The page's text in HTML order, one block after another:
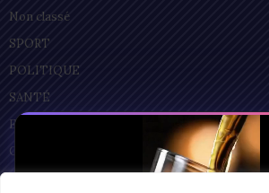
Non classé
SPORT
POLITIQUE
SANTÉ
ECONOMIE
CULTURE